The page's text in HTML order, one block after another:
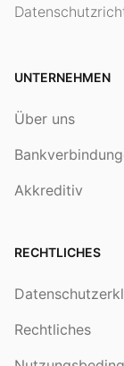
UNTERNEHMEN
Über uns
Akkreditiv
RECHTLICHES
Rechtliches